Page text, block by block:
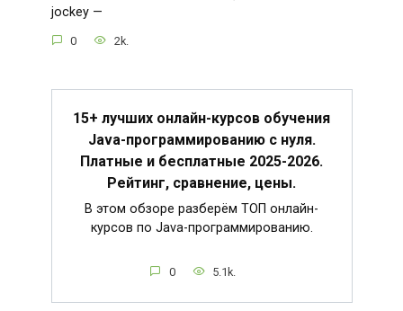
jockey —
0 2k.
15+ лучших онлайн-курсов обучения
Java-программированию с нуля.
Платные и бесплатные 2025-2026.
Рейтинг, сравнение, цены.
В этом обзоре разберём ТОП онлайн-
курсов по Java-программированию.
0 5.1k.